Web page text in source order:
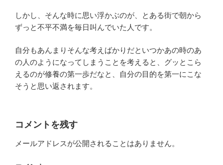
しかし、そんな時に思い浮かぶのが、とある街で朝から
ずっと不平不満を毎日叫んでいた人です。
自分もあんまりそんな考えばかりだといつかあの時のあ
の人のようになってしまうことを考えると、グッとこら
えるのが修養の第一歩だなと、自分の目的を第一にこな
そうと思い返されます。
コメントを残す
メールアドレスが公開されることはありません。